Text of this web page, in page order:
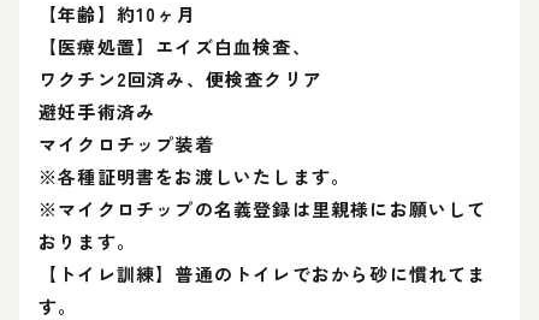
【年齢】約10ヶ月
【医療処置】エイズ白血検査、
ワクチン2回済み、便検査クリア
避妊手術済み
マイクロチップ装着
※各種証明書をお渡しいたします。
※マイクロチップの名義登録は里親様にお願いして
おります。
【トイレ訓練】普通のトイレでおから砂に慣れてま
す。